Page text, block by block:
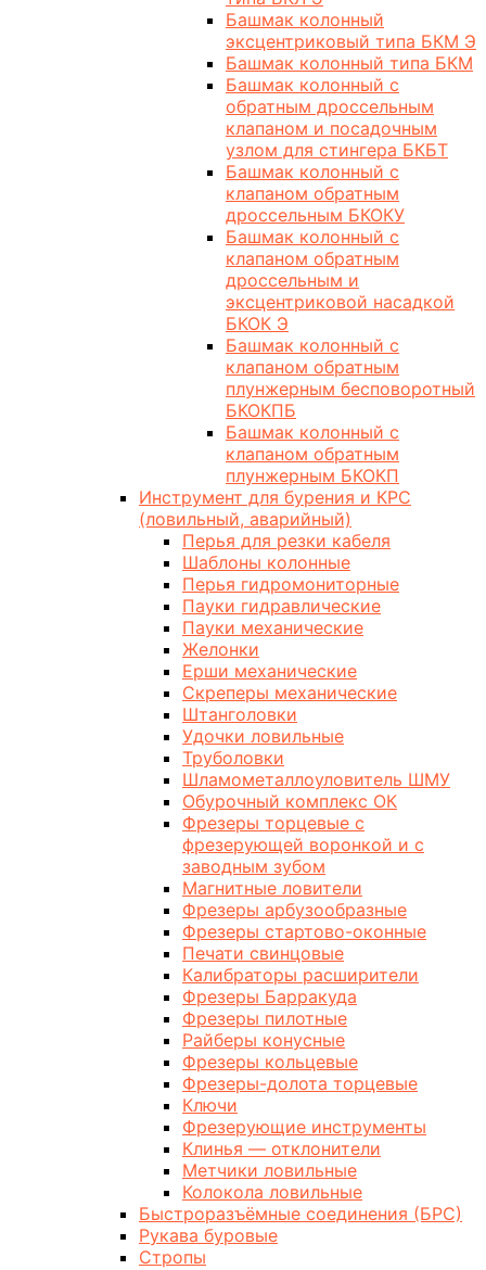
Башмак колонный
эксцентриковый типа БКМ Э
Башмак колонный типа БКМ
Башмак колонный с
обратным дроссельным
клапаном и посадочным
узлом для стингера БКБТ
Башмак колонный с
клапаном обратным
дроссельным БКОКУ
Башмак колонный с
клапаном обратным
дроссельным и
эксцентриковой насадкой
БКОК Э
Башмак колонный с
клапаном обратным
плунжерным бесповоротный
БКОКПБ
Башмак колонный с
клапаном обратным
плунжерным БКОКП
Инструмент для бурения и КРС
(ловильный, аварийный)
Перья для резки кабеля
Шаблоны колонные
Перья гидромониторные
Пауки гидравлические
Пауки механические
Желонки
Ерши механические
Скреперы механические
Штанголовки
Удочки ловильные
Труболовки
Шламометаллоуловитель ШМУ
Обурочный комплекс ОК
Фрезеры торцевые с
фрезерующей воронкой и с
заводным зубом
Магнитные ловители
Фрезеры арбузообразные
Фрезеры стартово-оконные
Печати свинцовые
Калибраторы расширители
Фрезеры Барракуда
Фрезеры пилотные
Райберы конусные
Фрезеры кольцевые
Фрезеры-долота торцевые
Ключи
Фрезерующие инструменты
Клинья — отклонители
Метчики ловильные
Колокола ловильные
Быстроразъёмные соединения (БРС)
Рукава буровые
Стропы